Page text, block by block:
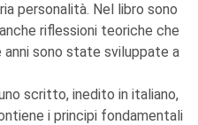
personalità. Nel libro sono
riflessioni teoriche che
sono state sviluppate a
scritto, inedito in italiano,
i principi fondamentali